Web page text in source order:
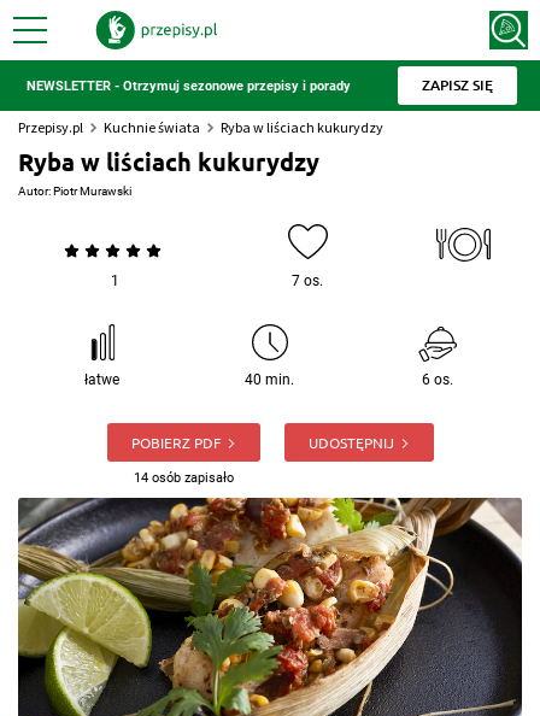
NEWSLETTER - Otrzymuj sezonowe przepisy i porady ZAPISZ SIĘ
Przepisy.pl Kuchnie świata Ryba w liściach kukurydzy
Ryba w liściach kukurydzy
Autor:Piotr Murawski
1 7 os.
łatwe 40 min. 6 os.
POBIERZ PDF
14 osób zapisało
UDOSTĘPNIJ